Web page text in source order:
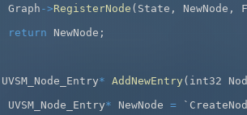
		Graph
->RegisterNode ( State , NewNode ,
return NewNode ;
UVSM_Node_Entry* AddNewEntry ( int32
		UVSM_Node_Entry
* NewNode =